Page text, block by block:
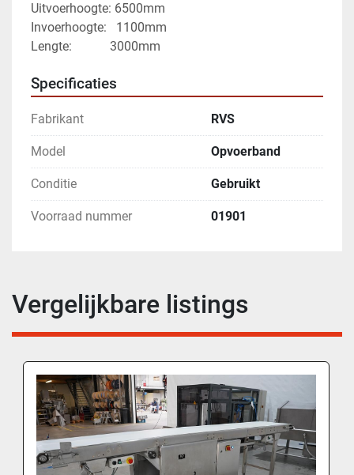
Uitvoerhoogte: 6500mm
Invoerhoogte:   1100mm
Lengte:			 3000mm
Specificaties
Fabrikant RVS
Model Opvoerband
Conditie Gebruikt
Voorraad nummer 01901
Vergelijkbare listings